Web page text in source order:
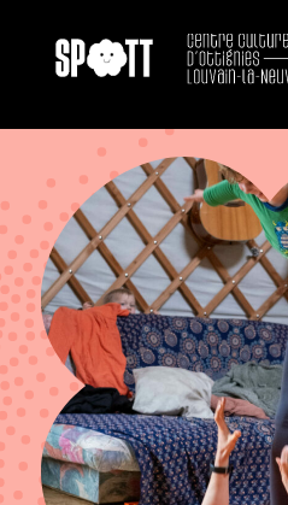
Actualités
À propos
Équipe
Instances